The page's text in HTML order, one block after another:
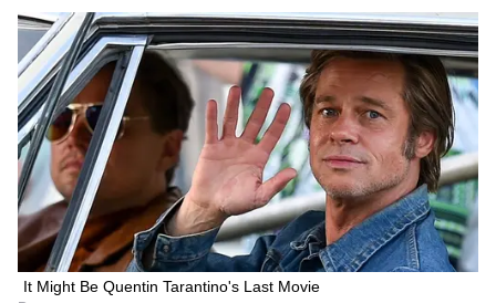
It Might Be Quentin Tarantino's Last Movie